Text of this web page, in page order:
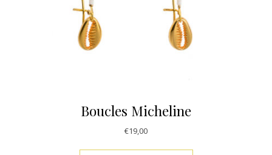
Boucles Micheline
€19,00